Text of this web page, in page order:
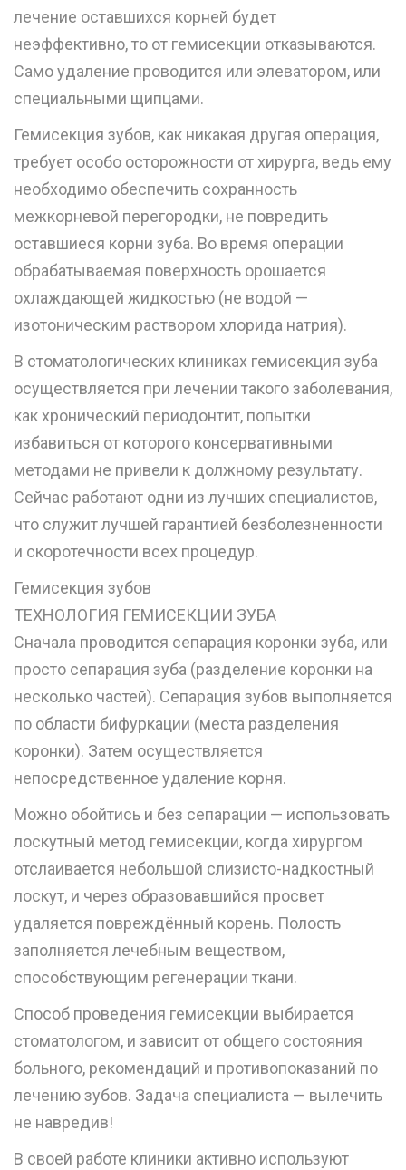
лечение оставшихся корней будет
неэффективно, то от гемисекции отказываются.
Само удаление проводится или элеватором, или
специальными щипцами.
Гемисекция зубов, как никакая другая операция,
требует особо осторожности от хирурга, ведь ему
необходимо обеспечить сохранность
межкорневой перегородки, не повредить
оставшиеся корни зуба. Во время операции
обрабатываемая поверхность орошается
охлаждающей жидкостью (не водой —
изотоническим раствором хлорида натрия).
В стоматологических клиниках гемисекция зуба
осуществляется при лечении такого заболевания,
как хронический периодонтит, попытки
избавиться от которого консервативными
методами не привели к должному результату.
Сейчас работают одни из лучших специалистов,
что служит лучшей гарантией безболезненности
и скоротечности всех процедур.
Гемисекция зубов
ТЕХНОЛОГИЯ ГЕМИСЕКЦИИ ЗУБА
Сначала проводится сепарация коронки зуба, или
просто сепарация зуба (разделение коронки на
несколько частей). Сепарация зубов выполняется
по области бифуркации (места разделения
коронки). Затем осуществляется
непосредственное удаление корня.
Можно обойтись и без сепарации — использовать
лоскутный метод гемисекции, когда хирургом
отслаивается небольшой слизисто-надкостный
лоскут, и через образовавшийся просвет
удаляется повреждённый корень. Полость
заполняется лечебным веществом,
способствующим регенерации ткани.
Способ проведения гемисекции выбирается
стоматологом, и зависит от общего состояния
больного, рекомендаций и противопоказаний по
лечению зубов. Задача специалиста — вылечить
не навредив!
В своей работе клиники активно используют